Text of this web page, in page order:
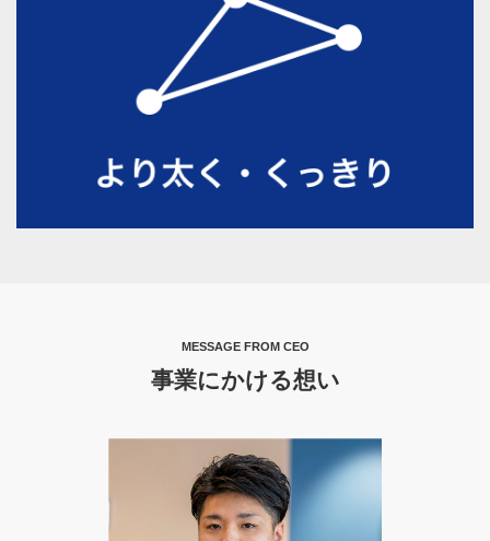
MESSAGE FROM CEO
事業にかける想い